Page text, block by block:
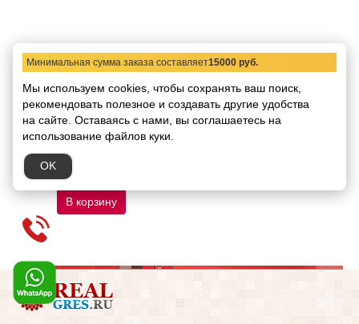
189229 Керамогранит
Dune Agadir Selva 7x28
Код товара:
7876.00 руб.
В корзину
Минимальная сумма заказа составляет15000 руб.
Мы используем cookies, чтобы сохранять ваш поиск,
рекомендовать полезное и создавать другие удобства
на сайте. Оставаясь с нами, вы соглашаетесь на
использование файлов куки.
OK